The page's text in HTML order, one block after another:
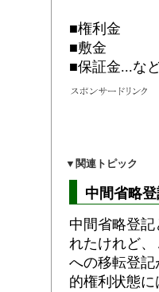
■権利金
■敷金
■保証金...な
▼ 関連トピック
中間省略
中間省略登
れたけれど
への移転登
的権利状態